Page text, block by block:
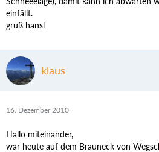
einfällt.
gruß hansl
klaus
16. Dezember 2010
Hallo miteinander,
war heute auf dem Brauneck von